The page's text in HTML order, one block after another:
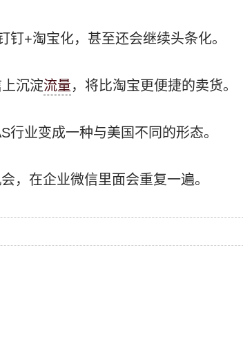
+淘宝化，甚至还会继续头条化。
沉淀流量，将比淘宝更便捷的卖货。
业变成一种与美国不同的形态。
，在企业微信里面会重复一遍。